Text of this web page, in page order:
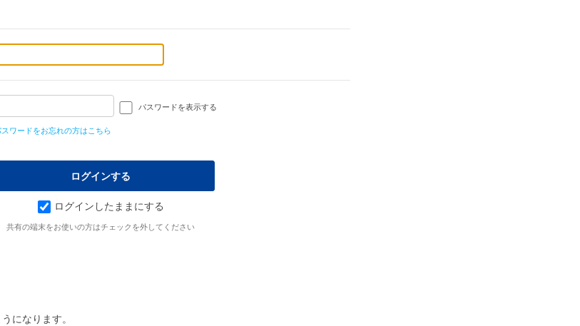
パスワードを表示する
スワードをお忘れの方はこちら
ログインしたままにする
共有の端末をお使いの方はチェックを外してください
になります。